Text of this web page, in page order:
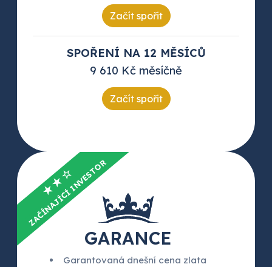
Začít spořit
SPOŘENÍ NA 12 MĚSÍCŮ
9 610 Kč měsíčně
Začít spořit
★★☆
ZAČÍNAJÍCÍ INVESTOR
GARANCE
Garantovaná dnešní cena zlata